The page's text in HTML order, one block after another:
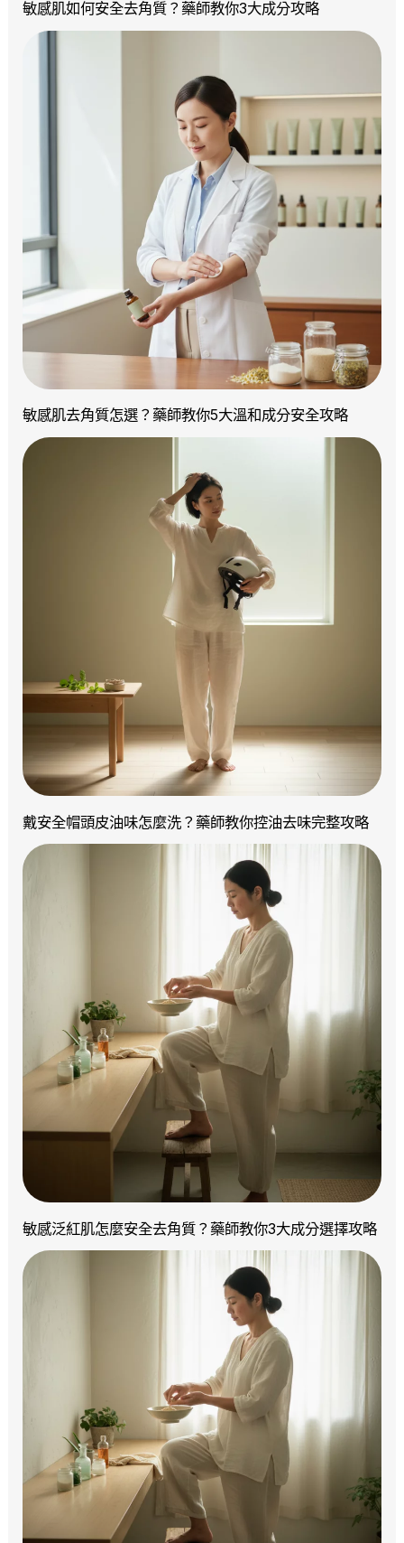
敏感肌如何安全去角質？藥師教你3大成分攻略
敏感肌去角質怎選？藥師教你5大溫和成分安全攻略
戴安全帽頭皮油味怎麼洗？藥師教你控油去味完整攻略
敏感泛紅肌怎麼安全去角質？藥師教你3大成分選擇攻略